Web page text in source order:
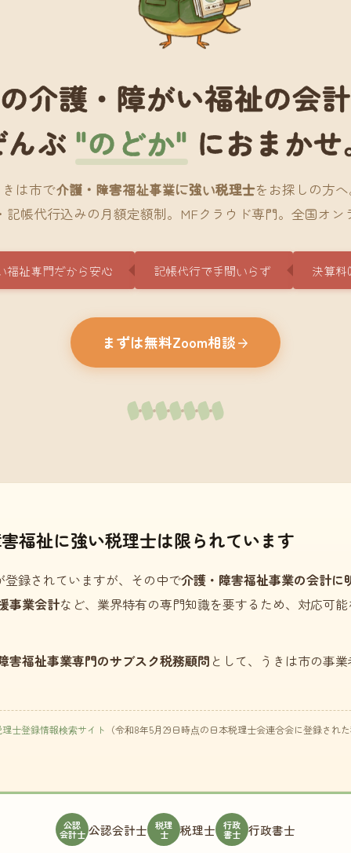
介護・障がい福祉の会計
ぶ "のどか" におまかせ
は市で介護・障害福祉事業に強い税理士をお探しの方へ
記帳代行込みの月額定額制。MFクラウド専門。全国オン
福祉専門だから安心 記帳代行で手間いらず 決算料
まずは無料Zoom相談
福祉に強い税理士は限られています
登録されていますが、その中で介護・障害福祉事業の会計に
事業会計など、業界特有の専門知識を要するため、対応可
害福祉事業専門のサブスク税務顧問 として、うきは市の事
士登録情報検索サイト （令和8年5月29日時点の日本税理士会連合会に登録され
公認
会計士 公認会計士 税理
士 税理士 行政
書士 行政書士